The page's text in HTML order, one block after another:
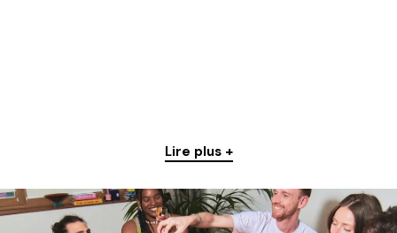
Lire plus +